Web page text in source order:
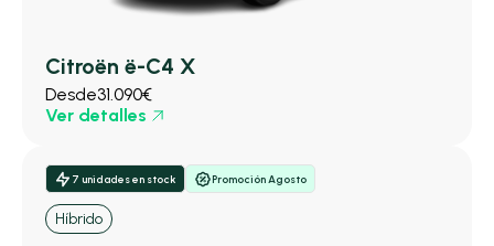
Citroën ë-C4 X
Desde31.090€
Ver detalles
7 unidades en stock Promoción Agosto
Híbrido